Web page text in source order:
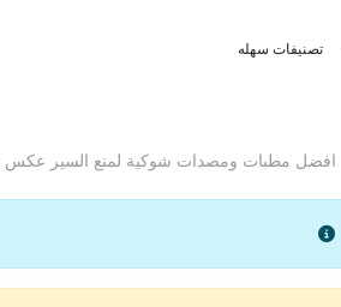
تصنيفات سهله
افضل مطبات ومصدات شوكية لمنع السير عكس